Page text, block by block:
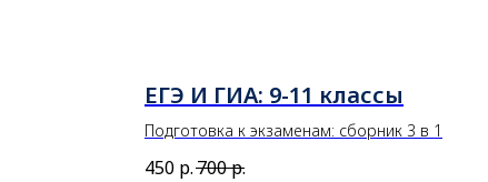
ЕГЭ И ГИА: 9-11 классы
Подготовка к экзаменам: сборник 3 в 1
450 р.700р.